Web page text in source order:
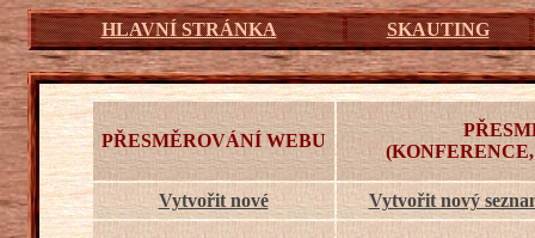
HLAVNÍ STRÁNKA SKAUTING
PŘESMĚROVÁNÍ WEBU
Vytvořit nové Vytvořit nový